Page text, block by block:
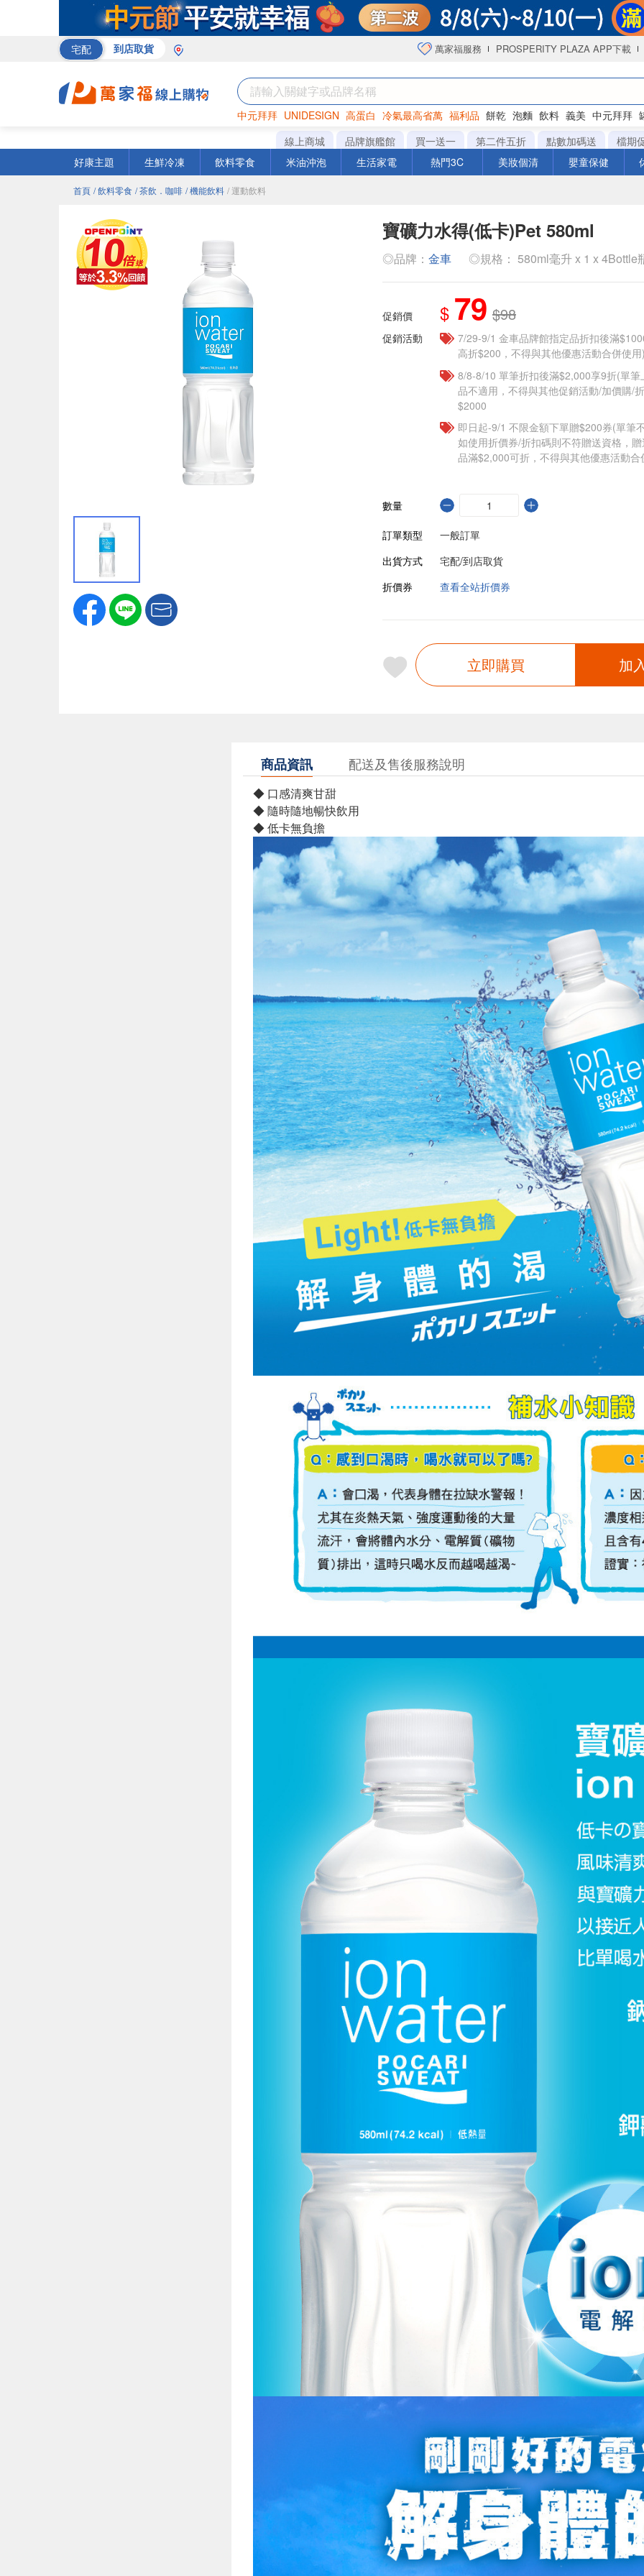
宅配 到店取貨 萬家福服務 PROSPERITY PLAZA APP下載
中元拜拜 UNIDESIGN 高蛋白 冷氣最高省萬 福利品 餅乾 泡麵 飲料 義美 中元拜拜
巧克力 衛生紙 咖啡
線上商城 品牌旗艦館 買一送一 第二件五折 點數加碼送
檔期
好康主題
生鮮冷凍 飲料零食 米油沖泡 生活家電 熱門3C 美妝個清 嬰童保健
首頁 / 飲料零食 / 茶飲．咖啡 / 機能飲料 / 運動飲料
寶礦力水得(低卡)Pet 580ml
◎品牌： 金車 ◎規格： 580ml毫升 x 1 x 4Bottle
促銷價 $ 79 $98
促銷活動
7/29-9/1 金車品牌館指定品折扣後滿
高折$200，不得與其他優惠活動合併使
8/8-8/10 單筆折扣後滿$2,000享9折(單
品不適用，不得與其他促銷活動/加價購/
$2000
即日起-9/1 不限金額下單贈$200券(單筆
如使用折價券/折扣碼則不符贈送資格，
品滿$2,000可折，不得與其他優惠活動合
數量
訂單類型
一般訂單
出貨方式
宅配/到店取貨
折價券
查看全站折價券
立即購買 加
商品資訊 配送及售後服務說明
◆ 口感清爽甘甜
◆ 隨時隨地暢快飲用
◆ 低卡無負擔